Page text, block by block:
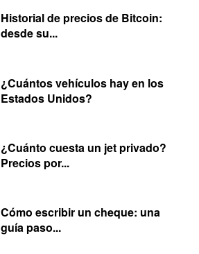
Historial de precios de Bitcoin:
desde su...
¿Cuántos vehículos hay en los
Estados Unidos?
¿Cuánto cuesta un jet privado?
Precios por...
Cómo escribir un cheque: una
guía paso...